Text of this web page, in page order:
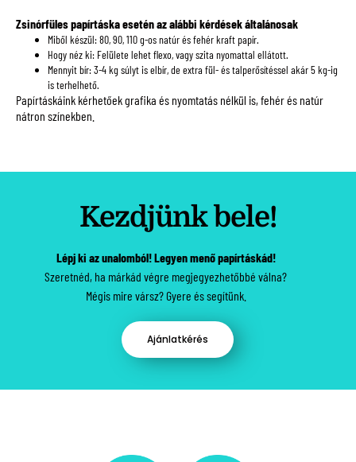
Zsinórfüles papírtáska esetén az alábbi kérdések általánosak
Miből készül: 80, 90, 110 g-os natúr és fehér kraft papír.
Hogy néz ki: Felülete lehet flexo, vagy szita nyomattal ellátott.
Mennyit bír: 3-4 kg súlyt is elbír, de extra fül- és talperősítéssel akár 5 kg-ig
is terhelhető.
Papírtáskáink kérhetőek grafika és nyomtatás nélkül is, fehér és natúr
nátron színekben.
Kezdjünk bele!
Lépj ki az unalomból! Legyen menő papírtáskád!
Szeretnéd, ha márkád végre megjegyezhetőbbé válna?
Mégis mire vársz? Gyere és segítünk.
Ajánlatkérés